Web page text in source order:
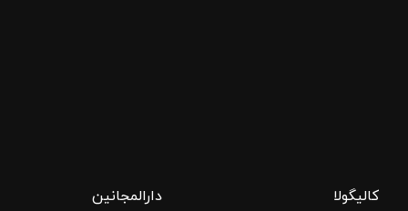
کالیگولا دارالمجانین